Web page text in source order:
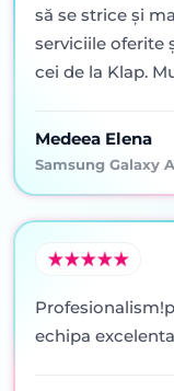
să se strice şi
serviciile oferite
cei de la Klap.
Medeea Elena
Samsung Galaxy
echipa